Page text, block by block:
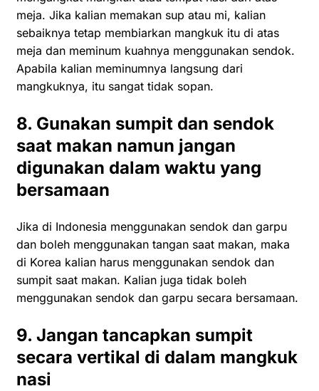
meja. Jika kalian memakan sup atau mi, kalian
sebaiknya tetap membiarkan mangkuk itu di atas
meja dan meminum kuahnya menggunakan sendok.
Apabila kalian meminumnya langsung dari
mangkuknya, itu sangat tidak sopan.
8. Gunakan sumpit dan sendok
saat makan namun jangan
digunakan dalam waktu yang
bersamaan
Jika di Indonesia menggunakan sendok dan garpu
dan boleh menggunakan tangan saat makan, maka
di Korea kalian harus menggunakan sendok dan
sumpit saat makan. Kalian juga tidak boleh
menggunakan sendok dan garpu secara bersamaan.
9. Jangan tancapkan sumpit
secara vertikal di dalam mangkuk
nasi